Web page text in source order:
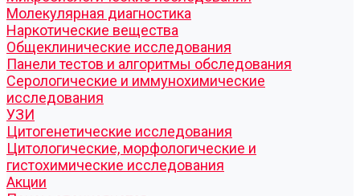
Молекулярная диагностика
Наркотические вещества
Общеклинические исследования
Панели тестов и алгоритмы обследования
Серологические и иммунохимические
исследования
УЗИ
Цитогенетические исследования
Цитологические, морфологические и
гистохимические исследования
Акции